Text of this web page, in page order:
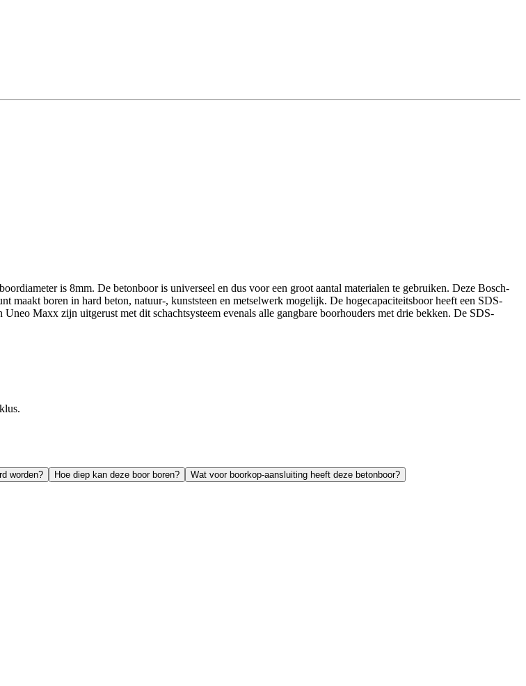
is 8mm. De betonboor is universeel en dus voor een groot aantal materialen te gebruiken. Deze Bosch-
maakt boren in hard beton, natuur-, kunststeen en metselwerk mogelijk. De hogecapaciteitsboor heeft een SDS-
Maxx zijn uitgerust met dit schachtsysteem evenals alle gangbare boorhouders met drie bekken. De SDS-
worden? Hoe diep kan deze boor boren?
Wat voor boorkop-aansluiting heeft deze betonboor?